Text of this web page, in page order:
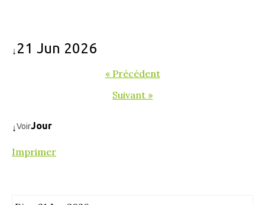
↓ 21 Jun 2026
« Précédent
Suivant »
↓VoirJour
Imprimer